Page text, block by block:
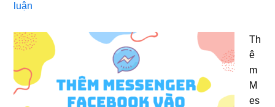
luận
Th
ê
m
M
es